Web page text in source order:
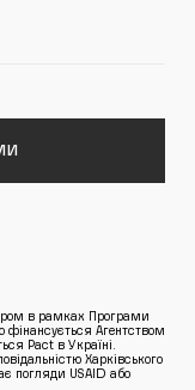
в рамках Програми
фінансується Агентством
Pact в Україні.
Харківського
погляди USAID або